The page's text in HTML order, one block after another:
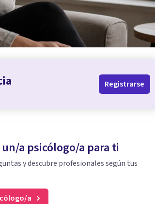
Registrarse
a psicólogo/a para ti
y descubre profesionales según tus
a